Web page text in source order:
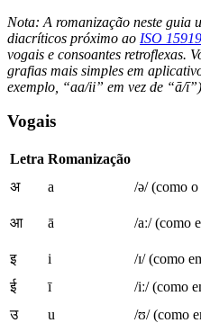
Nota: A romanização neste guia
diacríticos próximo ao ISO 15919
vogais e consoantes retroflexas.
grafias mais simples em
exemplo, “aa/ii” em vez de “ā/
Vogais
Letra Romanização
अ
a /ə/ (como o
आ
ā /aː/ (como
इ
i /ɪ/ (como
ई
ī /iː/ (como
उ
u /ʊ/ (como